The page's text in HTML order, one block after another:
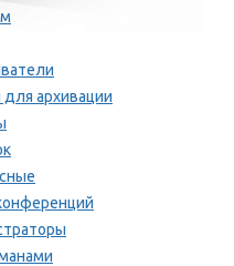
для архивации